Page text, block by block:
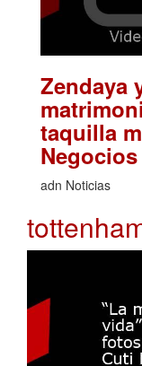
Zendaya
taquilla
adn Noticias